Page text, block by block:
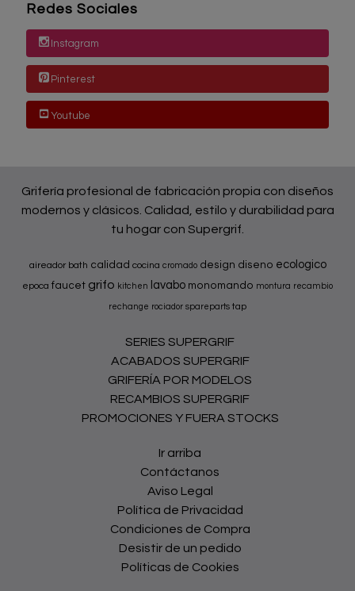
Redes Sociales
Instagram
Pinterest
Youtube
Grifería profesional de fabricación propia con diseños
modernos y clásicos. Calidad, estilo y durabilidad para
tu hogar con Supergrif.
aireador bath calidad cocina cromado design diseno ecologico
epoca faucet grifo kitchen lavabo monomando montura recambio
rechange rociador spareparts tap
SERIES SUPERGRIF
ACABADOS SUPERGRIF
GRIFERÍA POR MODELOS
RECAMBIOS SUPERGRIF
PROMOCIONES Y FUERA STOCKS
Ir arriba
Contáctanos
Aviso Legal
Política de Privacidad
Condiciones de Compra
Desistir de un pedido
Políticas de Cookies